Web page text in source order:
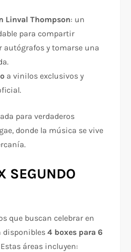
Linval Thompson: un
para compartir
autógrafos y tomarse una
a vinilos exclusivos y
para verdaderos
donde la música se vive
SEGUNDO
que buscan celebrar en
disponibles4 boxes para 6
áreas incluyen: